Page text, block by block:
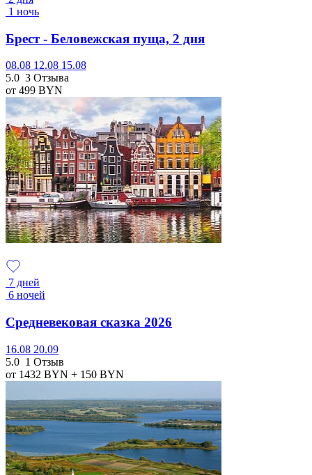
1 ночь
Брест - Беловежская пуща, 2 дня
08.08 12.08 15.08
5.0 3 Отзыва
от 499 BYN
7 дней
6 ночей
Средневековая сказка 2026
16.08 20.09
5.0 1 Отзыв
от 1432 BYN + 150 BYN